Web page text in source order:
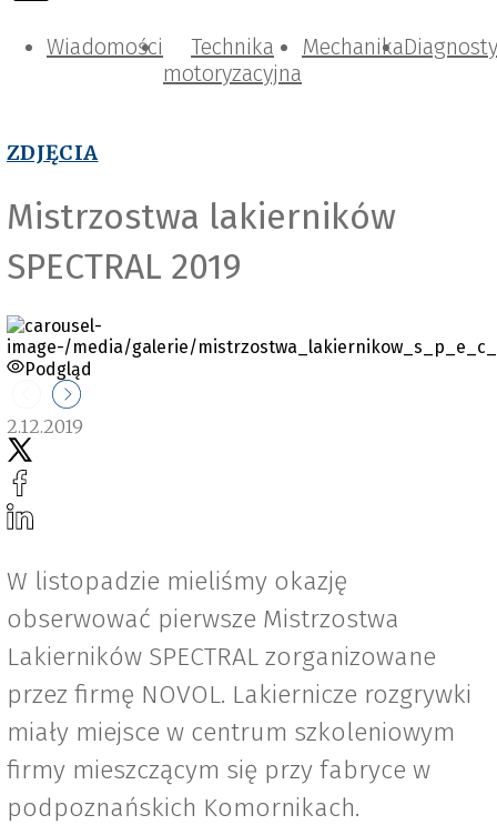
Wiadomości
Technika
motoryzacyjna
Mechanika
ZDJĘCIA
Mistrzostwa lakierników
SPECTRAL 2019
Podgląd
2.12.2019
W listopadzie mieliśmy okazję
obserwować pierwsze Mistrzostwa
Lakierników SPECTRAL zorganizowane
przez firmę NOVOL. Lakiernicze rozgrywki
miały miejsce w centrum szkoleniowym
firmy mieszczącym się przy fabryce w
podpoznańskich Komornikach.